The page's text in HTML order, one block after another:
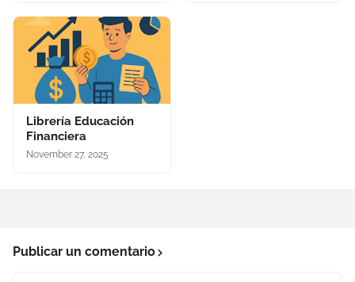
Librería Educación
Financiera
November 27, 2025
Publicar un comentario